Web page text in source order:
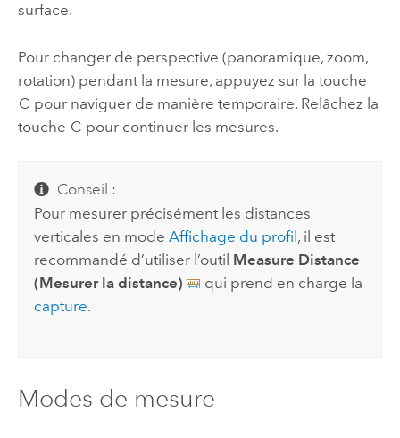
surface.
Pour changer de perspective (panoramique, zoom,
rotation) pendant la mesure, appuyez sur la touche
C pour naviguer de manière temporaire. Relâchez la
touche C pour continuer les mesures.
Conseil :
Pour mesurer précisément les distances
verticales en modeAffichage du profil , il est
recommandé d’utiliser l’outil Measure Distance
(Mesurer la distance)
qui prend en charge la
capture.
Modes de mesure